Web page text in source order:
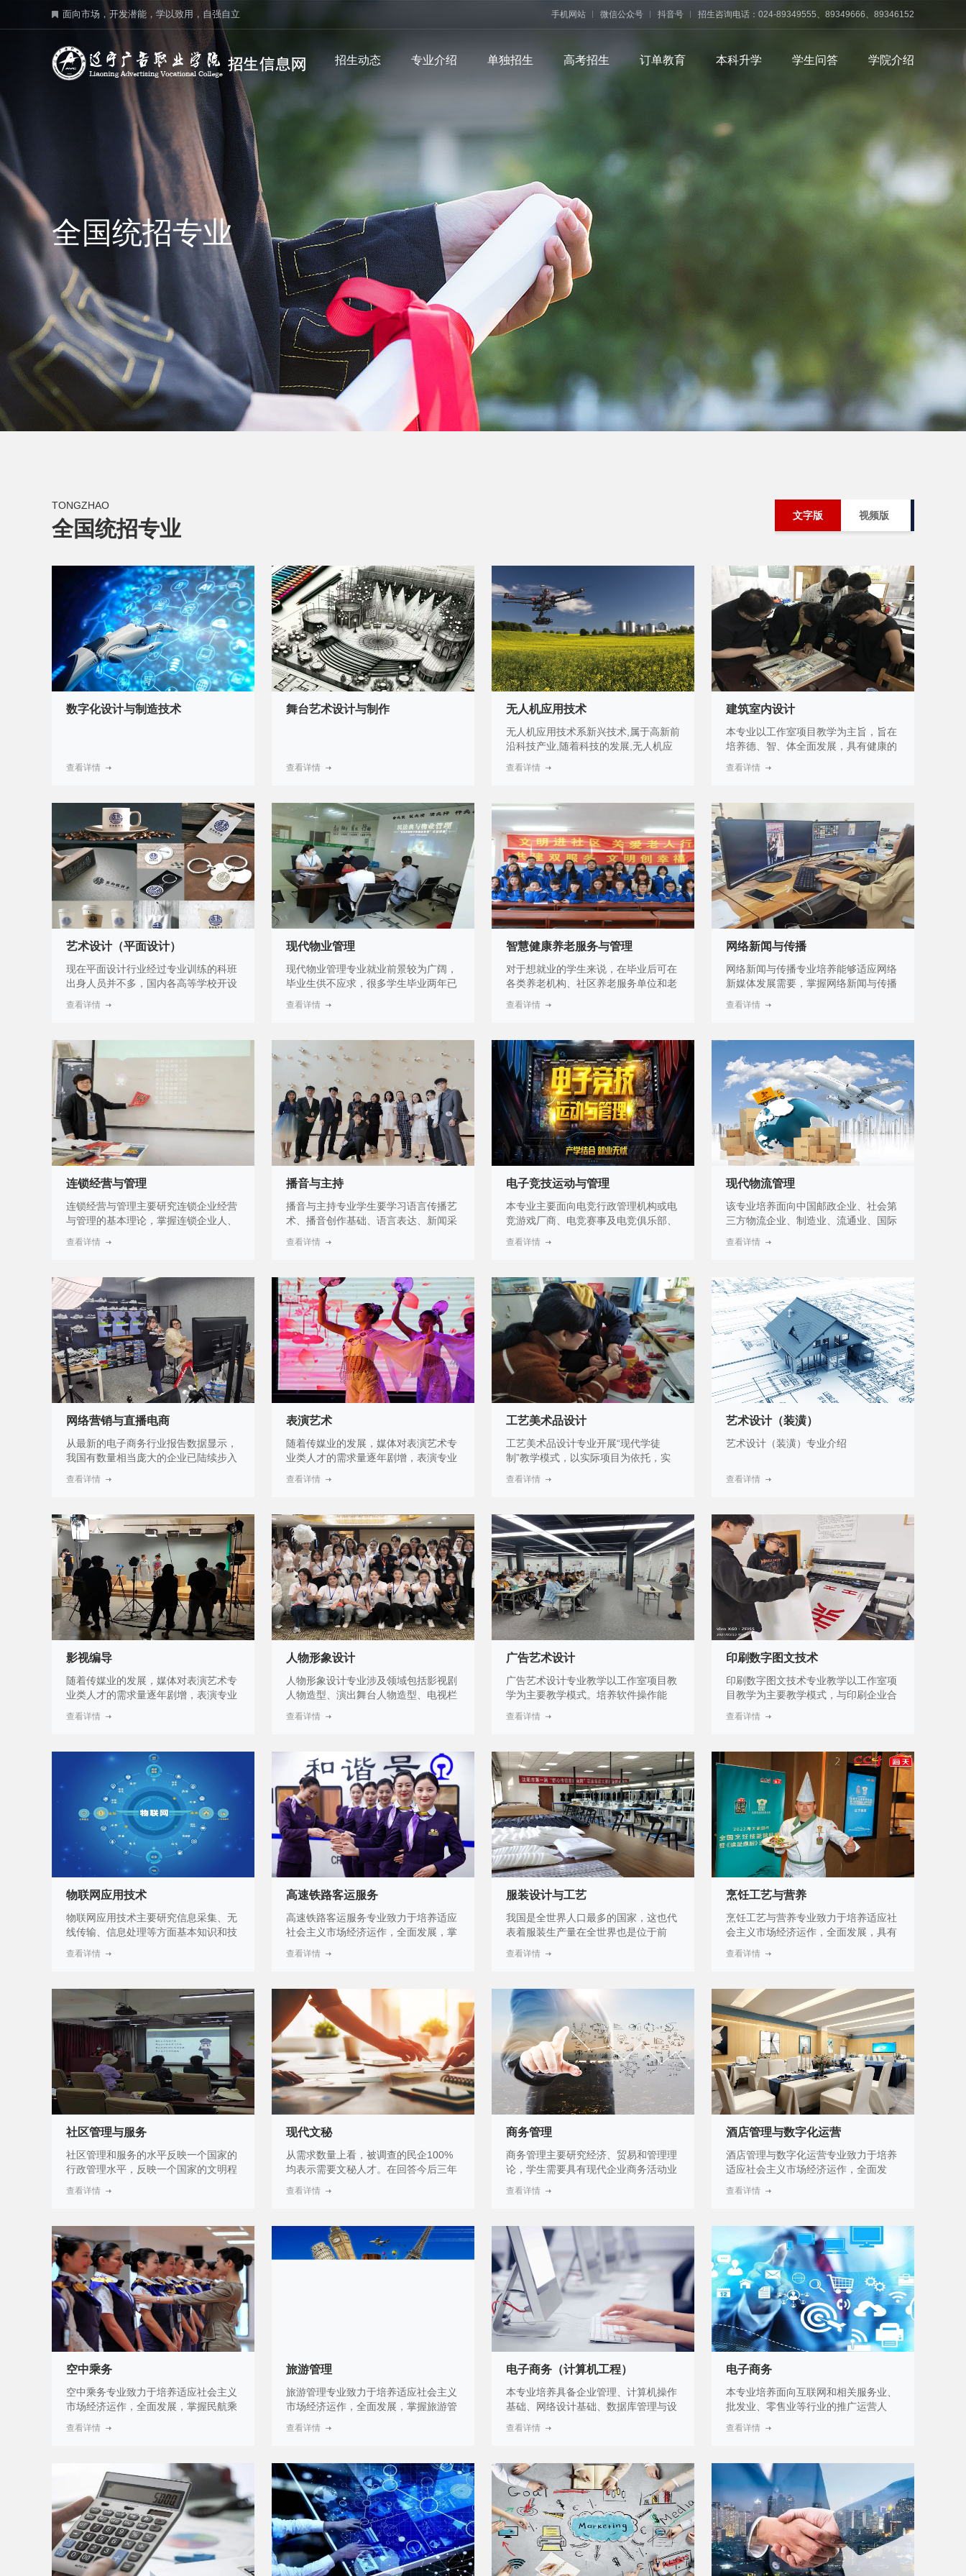
面向市场，开发潜能，学以致用，自强自立 手机网站 微信公众号 抖音号 招生咨询电话：024-89349555、89349666、89346152
招生动态 专业介绍 单独招生 高考招生 订单教育 本科升学 学生问答 学院介绍
全国统招专业
TONGZHAO
全国统招专业
文字版 视频版
数字化设计与制造技术
查看详情
舞台艺术设计与制作
查看详情
无人机应用技术
无人机应用技术系新兴技术,属于高新前
沿科技产业,随着科技的发展,无人机应
泛。目前已被成功用于影视航拍、测绘
灾、农药喷洒、商业表演等领域,越来越
多的行业正希望用无人机取代传统的工
作方式,我国无人机行业发展速度极快，
应用领域极大。
查看详情
建筑室内设计
本专业以工作室项目教学为主旨，旨在
培养德、智、体全面发展，具有健康的
想品德和职业道德，运用所学知识与建
和可持续性，从事各种室内空间的设计
工作；家具、陈列与展示设计工作；工
程施工制图、工程预算设计方案等工
作，具有综合实践能力的高素质技术技
查看详情
艺术设计（平面设计）
现在平面设计行业经过专业训练的科班
出身人员并不多，国内各高等学校开设
培育远不能满足市场的需求。因此，平
培养大量优秀的平面设计师，服务于平
面设计行业，满足市场需求。平面设计
专业覆盖面大，在社会上用途很广。涉
及领域较为广泛，随着更多的电商和广
告的发展，需要更多的设计公司和从业
人员，平面设计艺术处理的市场迅速扩
大。由此可见，市场对平面设计专业人
才的需求十分旺盛，平面设计专业有着
良好的前景与发展。
查看详情
现代物业管理
现代物业管理专业就业前景较为广阔，
毕业生供不应求，很多学生毕业两年已
房地产企业从事房地产经营管理、营销
咨询策划企业和房地产行政管理部门从
事咨询管理工作；在商厦、写字楼、企
事业单位等物业管理服务部门担任管理
工作。
查看详情
智慧健康养老服务与管理
对于想就业的学生来说，在毕业后可在
各类养老机构、社区养老服务单位和老
咨询、养老照护、康复保健、养老秘
的学生，可参考自主创业相关政策，在
社区养老、智慧养老、老年产品销售等
养老相关产业进行创业。
查看详情
网络新闻与传播
网络新闻与传播专业培养能够适应网络
新媒体发展需要，掌握网络新闻与传播
撰写、网络媒体运营、网络策划与推广
力，具有良好的职业道德，熟练掌握网
络新闻与传播的各类专业知识，具备创
新精神和可持续发展能力的应用复合
型、高素质技能人才。
查看详情
连锁经营与管理
连锁经营与管理主要研究连锁企业经营
与管理的基本理论，掌握连锁企业人、
技能。培养新经济时期的连锁经营管理
权益商品、企业总体作为商品、社会总
体资源组合作为商品等新经济商业形态
的营销与管理，新经济呼唤新的商业模
式，连锁经营是其中的主流开展模式，
是一个复合型、实践性、并具国际领先
性的新学科。
查看详情
播音与主持
播音与主持专业学生要学习语言传播艺
术、播音创作基础、语言表达、新闻采
持、文艺作品演播、节目主持艺术、演
播音与主持专业培养具备主持与播音的
基本知识与技术技能，能从事广播电视
播音与节目主持，同时是弄够胜任工作
的高级技术应用性专门人才，作为艺术
类的重要专业之一，市场需求广阔，就
业前景非常好。
查看详情
电子竞技运动与管理
本专业主要面向电竞行政管理机构或电
竞游戏厂商、电竞赛事及电竞俱乐部、
德，掌握电子竞技运动与管理专业必备
运动产业管理、电子竞技选手、教练
员、分析师、电竞主播、解说、场馆运
营人员、电竞分析师、俱乐部运营与管
理、电竞活动策划、赛事运营总监、俱
乐部运营经理、赛事品牌营销等岗位的
高端技术技能型人才。
查看详情
现代物流管理
该专业培养面向中国邮政企业、社会第
三方物流企业、制造业、流通业、国际
业与管理、物流设施选型和维护、库区
购与供应链管理等工作的高素质劳动者
和技术技能人才。
查看详情
网络营销与直播电商
从最新的电子商务行业报告数据显示，
我国有数量相当庞大的企业已陆续步入
并采用传统经济与网络经济结合的方式
商类的人才有巨大的需求空间。
查看详情
表演艺术
随着传媒业的发展，媒体对表演艺术专
业类人才的需求量逐年剧增，表演专业
来迅猛发展的文化产业，电影、电视
提供了各种各样的岗位，使影视表演专
业人才在选择岗位时有了较大的选择空
间，就业前景非常广阔。与其它普通专
业相比，就业起点较高，收入丰厚。
查看详情
工艺美术品设计
工艺美术品设计专业开展“现代学徒
制”教学模式，以实际项目为依托，实
共同打造具有一定科学文化水平，高素
展“以赛促教”、“以赛促学”的“岗课赛证
思”五位一体的教学融合，打造具有特
色的技能教学。
查看详情
艺术设计（装潢）
艺术设计（装潢）专业介绍
查看详情
影视编导
随着传媒业的发展，媒体对表演艺术专
业类人才的需求量逐年剧增，表演专业
来迅猛发展的文化产业，电影、电视
提供了各种各样的岗位，使影视表演专
业人才在选择岗位时有了较大的选择空
间，就业前景非常广阔。与其它普通专
业相比，就业起点较高，收入丰厚。
查看详情
人物形象设计
人物形象设计专业涉及领域包括影视剧
人物造型、演出舞台人物造型、电视栏
形象设计、岗位人物形象设计行业。本
市场和就业为导向，深化教育教学改
革，积极推进职业资格鉴定效果。
查看详情
广告艺术设计
广告艺术设计专业教学以工作室项目教
学为主要教学模式。培养软件操作能
作能力以及综合制作能力。以干中教、
以赛促学的教学反思，不断提升学生专
业技能优势。
查看详情
印刷数字图文技术
印刷数字图文技术专业教学以工作室项
目教学为主要教学模式，与印刷企业合
专业教学，实现校企共同培养具有良好
计、数字图文处理等高素质技术技能人
才。
查看详情
物联网应用技术
物联网应用技术主要研究信息采集、无
线传输、信息处理等方面基本知识和技
端节点的安装与调试、系统集成、施工
装卸搬运、流通加工、配送、信息服务
等各个环节的系统感知与信息采集的设
备应用，智能电力中配变监控与故障检
查看详情
高速铁路客运服务
高速铁路客运服务专业致力于培养适应
社会主义市场经济运作，全面发展，掌
具备较强的就业能力和可持续发展的能
业知识和技术技能，面向铁路运输业的
铁路列车乘务员、铁路车站客运服务员
等职业群，能够从事高速铁路客运服务
工作的高端人才。近年来随着我国市场
经济体制的发展和完善，高速铁路客运
服务人才的需求越来越多，成为近年来
比较热门的职业，虽然现在从事高铁服
务的人员很多，但紧缺的是具有高速铁
路客运服务方面的专业知识和职业技能
查看详情
服装设计与工艺
我国是全世界人口最多的国家，这也代
表着服装生产量在全世界也是位于前
的具体情况、人们的审美变化以及衣服
和设计不同的服装样式以及生产工艺。
在当前我国工业比较发达的情况下，应
用到服装设计与工艺专业的技能，已经
建立起了一套完善适用的工艺体系。鉴
于当前服装行业在我国的市场情况，我
们不难得知服装设计与工艺专业是一门
就业不难的专业，当前很多服装大厂、
设计公司都会招收大量的服装设计与工
艺专业学生。并且在未来，随着人民经
要求还会更高，发展更多的潮流与派
系，这对于服装设计与工艺专业来说，
有着较好的前景和发展。
查看详情
烹饪工艺与营养
烹饪工艺与营养专业致力于培养适应社
会主义市场经济运作，全面发展，具有
掌握本专业知识和技术技能，面向餐饮
烹调、餐饮管理等工作的高端服务人
才。多年来随着我国市场经济体制的发
展和完善，服务业人才的需求越来越
多，随着人们生活水平的不断提高，对
生活质量不断改进的背景下，烹饪工艺
与营养成为比较热门的职业，虽然现在
从事烹调与餐饮管理的人员较多，但紧
缺的是具有烹饪工艺与营养方面的专业
知识和职业技能的复合型实用人才。
查看详情
社区管理与服务
社区管理和服务的水平反映一个国家的
行政管理水平，反映一个国家的文明程
反映了一国居民的根本需要。政府对公
得到具体体现，如市政建设，公用事
业、居住环境，医疗保健，养老保险，
生活服务，尤其是将来社会保障福利体
系等等，最后都会通过社区管理来得以
实现。
查看详情
现代文秘
从需求数量上看，被调查的民企100%
均表示需要文秘人才。在回答今后三年
90%以上的单位选1—2个，另有近10%
对文秘人才的需求有一定的空间。
查看详情
商务管理
商务管理主要研究经济、贸易和管理理
论，学生需要具有现代企业商务活动业
人员和任务的协调与组织能力，以及商
组织有关的经营和行为决策能力。例
如：市场机会的确认、产品的开发、促
销、定价及产品的批发。
查看详情
酒店管理与数字化运营
酒店管理与数字化运营专业致力于培养
适应社会主义市场经济运作，全面发
识，具备较强的专业实务运作能力的高
我国市场经济体制的发展和完善，服务
业人才的需求越来越多，虽然近两年受
新型冠状病毒疫情的影响比较严重，行
业发展受到一定影响的状态下，虽然现
在从事酒店服务的人员比较多，但紧缺
的是具有酒店管理与数字化运营方面的
专业知识和职业技能的复合型实用人
才。
查看详情
空中乘务
空中乘务专业致力于培养适应社会主义
市场经济运作，全面发展，掌握民航乘
务运作能力的高端服务性人才。多年来
人才需求越来越多样化，是近些年比较
热门的职业，虽然现在从事空中乘务的
人员很多，但紧缺的是具有空中乘务专
业知识和职业技能的复合型实用人才。
查看详情
旅游管理
旅游管理专业致力于培养适应社会主义
市场经济运作，全面发展，掌握旅游管
务运作能力的高级旅游服务与操作人
制的发展和完善，服务业人才的需求越
来越多，虽然近两年受新型冠状病毒疫
情的影响比较严重，行业发展受到一定
影响的状态下，虽然现在从事旅游服务
的人比较多，但紧缺的是具有旅游服务
与操作方面的专业知识和职业技能的复
合型实用人才。
查看详情
电子商务（计算机工程）
本专业培养具备企业管理、计算机操作
基础、网络设计基础、数据库管理与设
基础知识，掌握网络组件与维护基本技
查看详情
电子商务
本专业培养面向互联网和相关服务业、
批发业、零售业等行业的推广运营人
从事营销推广、运营管理、客户服务等
查看详情